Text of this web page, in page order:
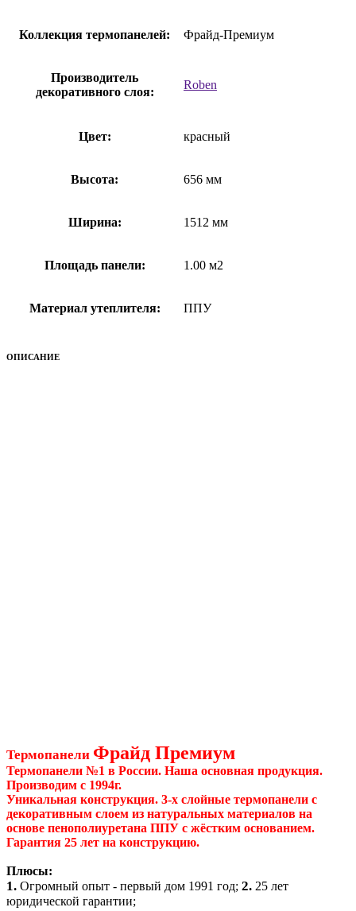
Коллекция термопанелей: Фрайд-Премиум
Производитель
декоративного слоя:
Roben
Цвет: красный
Высота: 656 мм
Ширина: 1512 мм
Площадь панели: 1.00 м2
Материал утеплителя: ППУ
ОПИСАНИЕ
Термопанели Фрайд Премиум
Термопанели №1 в России. Наша основная продукция.
Производим с 1994г.
Уникальная конструкция. 3-х слойные термопанели с
декоративным слоем из натуральных материалов на
основе пенополиуретана ППУ с жёстким основанием.
Гарантия 25 лет на конструкцию.
Плюсы:
1. Огромный опыт - первый дом 1991 год; 2. 25 лет
юридической гарантии;